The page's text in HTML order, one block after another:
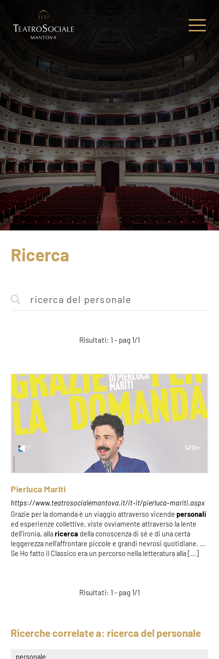
Ricerca
Risultati: 1 - pag 1/1
Pierluca Mariti
https://www.teatrosocialemantova.it/it-it/pierluca-mariti.aspx
Grazie per la domanda è un viaggio attraverso vicendepersonali
ed esperienze collettive, viste ovviamente attraverso la lente
dell’ironia, allaricerca della conoscenza di sé e di una certa
leggerezza nell’affrontare piccole e grandi nevrosi quotidiane. ...
Se Ho fatto il Classico era un percorso nella letteratura alla [...]
Risultati: 1 - pag 1/1
Ricerche correlate a: ricerca del personale
personale